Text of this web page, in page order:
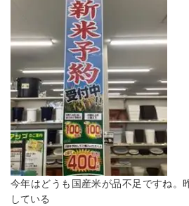
今年はどうも国産米が品不足ですね。
している